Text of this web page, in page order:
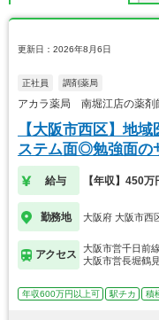
更新日：2026年8月6日
正社員 調剤薬局
アカラ薬局 南堀江店の薬剤
【大阪市西区】地
ステム面◎勉強面の
給与 【年収】450
勤務地 大阪府 大阪市西
アクセス
大阪市営千日前
大阪市営長堀鶴
年収600万円以上可 駅チカ 積